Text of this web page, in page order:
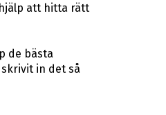
att hitta rätt
de bästa
in det så